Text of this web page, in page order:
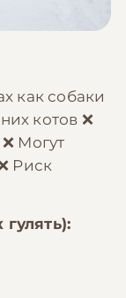
как собаки
котов ❌
Могут
Риск